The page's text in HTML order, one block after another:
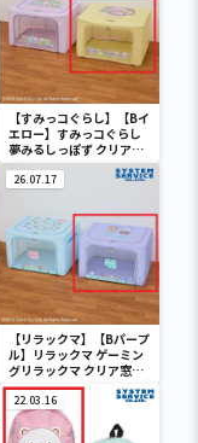
【すみっコぐらし】【Bイ
エロー】すみっコぐらし
夢みるしっぽず クリア窓
付き収納ボックス
26.07.17
【リラックマ】【Bパープ
ル】リラックマ ゲーミン
グリラックマ クリア窓付
き収納ボックス
22.03.16